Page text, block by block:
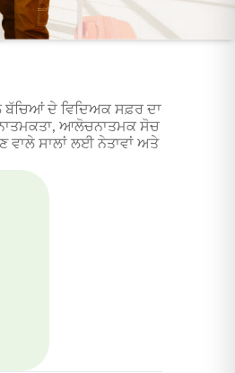
ਬੱਚਿਆਂ ਦੇ ਵਿਦਿਅਕ ਸਫ਼ਰ ਦਾ
ਆਲੋਚਨਾਤਮਕ ਸੋਚ
ਸਾਲਾਂ ਲਈ ਨੇਤਾਵਾਂ ਅਤੇ